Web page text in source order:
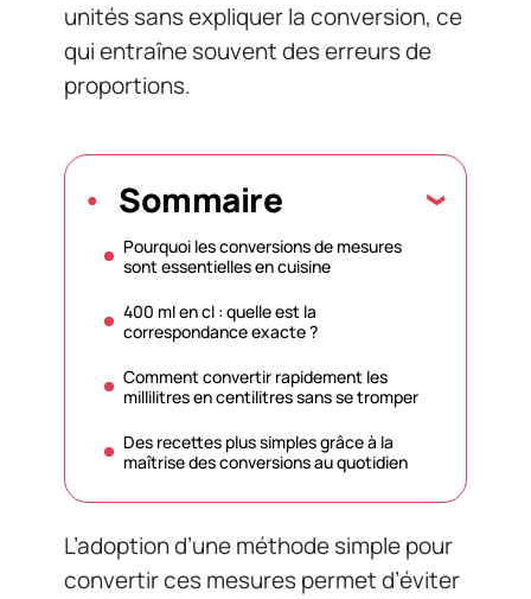
unités sans expliquer la conversion, ce
qui entraîne souvent des erreurs de
proportions.
Sommaire
Pourquoi les conversions de mesures
sont essentielles en cuisine
400 ml en cl : quelle est la
correspondance exacte ?
Comment convertir rapidement les
millilitres en centilitres sans se tromper
Des recettes plus simples grâce à la
maîtrise des conversions au quotidien
L’adoption d’une méthode simple pour
convertir ces mesures permet d’éviter